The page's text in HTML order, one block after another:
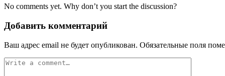
No comments yet. Why don’t you start the discussion?
Добавить комментарий
Ваш адрес email не будет опубликован. Обязательные поля